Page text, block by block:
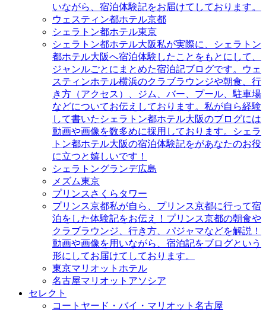
いながら、宿泊体験記をお届けてしております。
ウェスティン都ホテル京都
シェラトン都ホテル東京
シェラトン都ホテル大阪私が実際に、シェラトン
都ホテル大阪へ宿泊体験したことをもとにして、
ジャンルごとにまとめた宿泊記ブログです。ウェ
スティンホテル横浜のクラブラウンジや朝食、行
き方（アクセス）、ジム、バー、プール、駐車場
などについてお伝えしております。私が自ら経験
して書いたシェラトン都ホテル大阪のブログには
動画や画像を数多めに採用しております。シェラ
トン都ホテル大阪の宿泊体験記をがあなたのお役
に立つと嬉しいです！
シェラトングランデ広島
メズム東京
プリンスさくらタワー
プリンス京都私が自ら、プリンス京都に行って宿
泊をした体験記をお伝え！プリンス京都の朝食や
クラブラウンジ、行き方、パジャマなどを解説！
動画や画像を用いながら、宿泊記をブログという
形にしてお届けてしております。
東京マリオットホテル
名古屋マリオットアソシア
セレクト
コートヤード・バイ・マリオット名古屋